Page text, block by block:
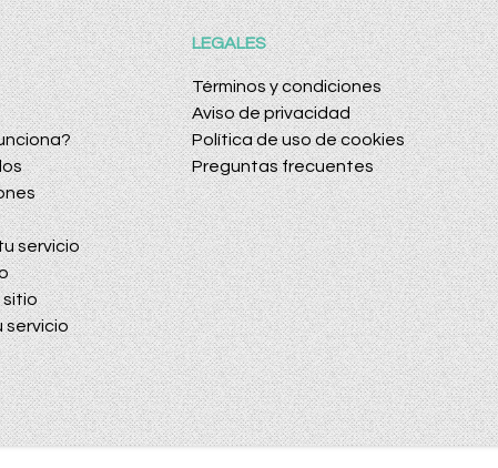
servicio
sitio
servicio
LEGALES
Términos y condiciones
Aviso de privacidad
Política de uso de cookies
Preguntas frecuentes